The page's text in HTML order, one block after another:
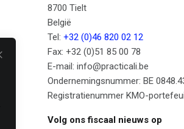
8700 Tielt
België
Tel: +32 (0)46 820 02 12
Fax: +32 (0)51 85 00 78
E-mail: info@practicali.be
Ondernemingsnummer: BE
Registratienummer KMO-
Volg ons fiscaal nieuws op